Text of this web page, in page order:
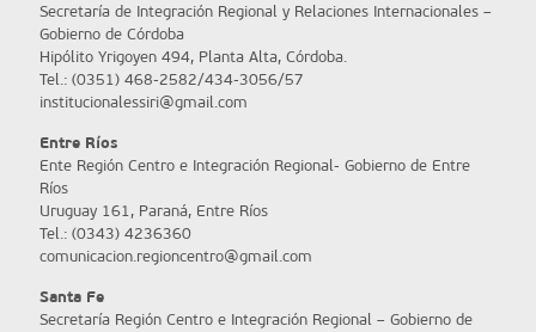
Secretaría de Integración Regional y Relaciones Internacionales –
Gobierno de Córdoba
Hipólito Yrigoyen 494, Planta Alta, Córdoba.
Tel.: (0351) 468-2582/434-3056/57
institucionalessiri@gmail.com
Entre Ríos
Ente Región Centro e Integración Regional- Gobierno de Entre
Ríos
Uruguay 161, Paraná, Entre Ríos
Tel.: (0343) 4236360
comunicacion.regioncentro@gmail.com
Santa Fe
Secretaría Región Centro e Integración Regional – Gobierno de